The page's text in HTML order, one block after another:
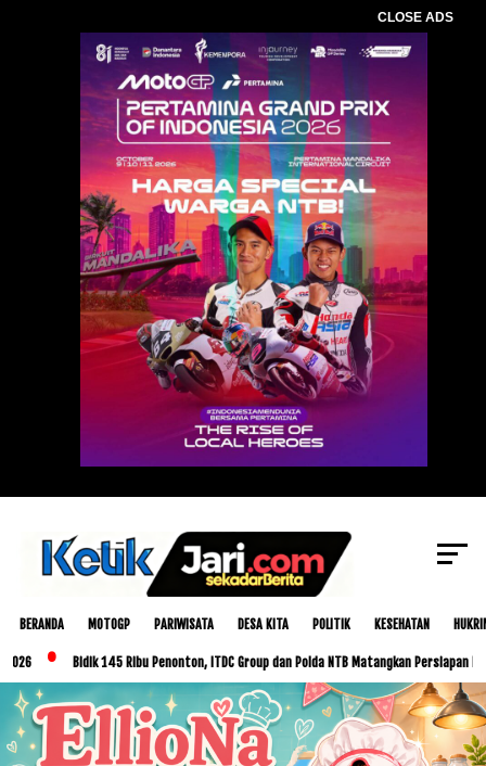
CLOSE ADS
BERANDA MOTOGP PARIWISATA DESA KITA POLITIK KESEHATAN
Bidik 145 Ribu Penonton, ITDC Group dan Polda NTB Matangkan Persiapan MotoGP